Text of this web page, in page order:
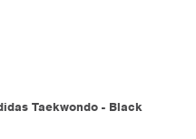
Taekwondo - Black